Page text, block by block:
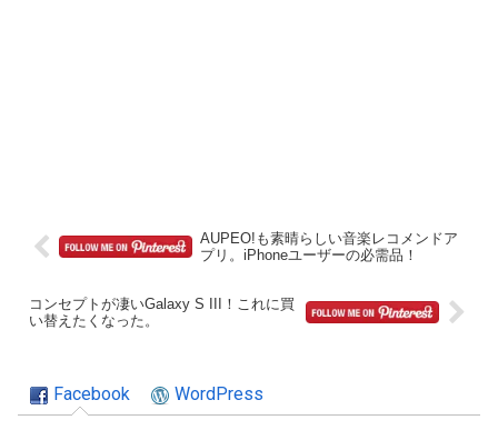
AUPEO!も素晴らしい音楽レコメンドア
プリ。iPhoneユーザーの必需品！
コンセプトが凄いGalaxy S III！これに買
い替えたくなった。
Facebook WordPress